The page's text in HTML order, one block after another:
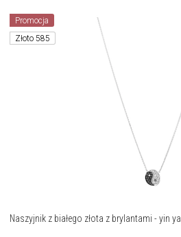
Promocja
Złoto 585
Naszyjnik z białego złota z brylantami - yin